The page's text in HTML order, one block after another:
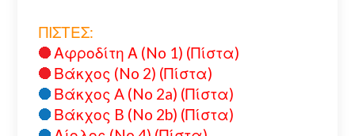
ΠΙΣΤΕΣ:
Αφροδίτη Α (No 1) (Πίστα)
Βάκχος (No 2) (Πίστα)
Βάκχος A (No 2a) (Πίστα)
Βάκχος B (No 2b) (Πίστα)